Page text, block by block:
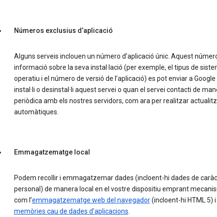
Números exclusius d’aplicació
Alguns serveis inclouen un número d’aplicació únic. Aquest
informació sobre la seva instal·lació (per exemple, el tipus de
operatiu i el número de versió de l’aplicació) es pot enviar a
instal·li o desinstal·li aquest servei o quan el servei contacti de
periòdica amb els nostres servidors, com ara per realitzar
automàtiques.
Emmagatzematge local
Podem recollir i emmagatzemar dades (incloent-hi dades de
personal) de manera local en el vostre dispositiu emprant
com l’emmagatzematge web del navegador(incloent-hi HTML 5) i
memòries cau de dades d’aplicacions.